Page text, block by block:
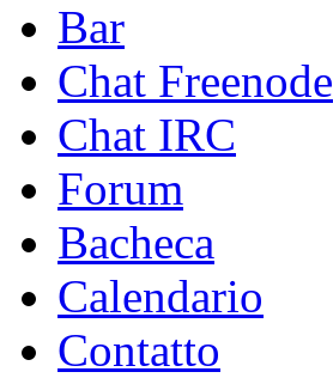
Bar
Chat Freenode
Chat IRC
Forum
Bacheca
Calendario
Contatto